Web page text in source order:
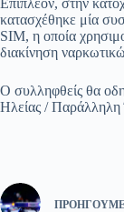
Επιπλέον, στην
κατασχέθηκε μία
SIM, η οποία
διακίνηση
Ο συλληφθείς θα
Ηλείας /